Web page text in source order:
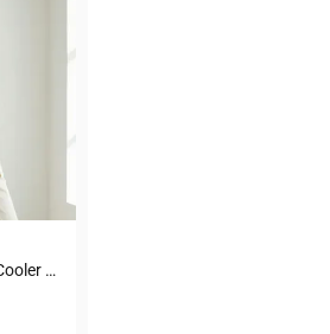
Gabag Atlas 2 in 1 Cooler & Diaper Bag Premium Suede – Tas bayi + Thermal pouch 20 Jam, Leakproof, Garansi 6 Bulan